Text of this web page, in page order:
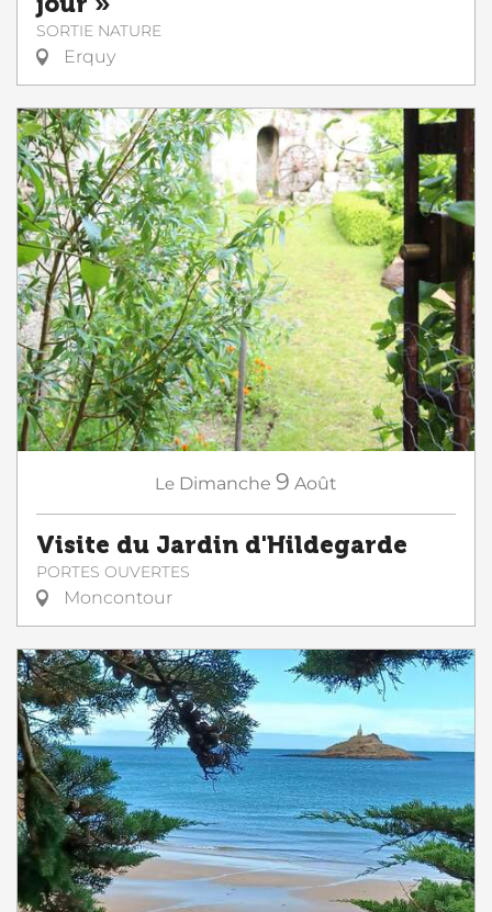
SORTIE NATURE
Erquy
Le Dimanche 9 Août
Visite du Jardin d'Hildegarde
PORTES OUVERTES
Moncontour